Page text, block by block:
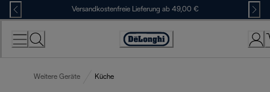
Skip
to
Content
Versandkostenfreie Lieferung ab 49,00 €
Erklärung
Weitere Geräte Küche